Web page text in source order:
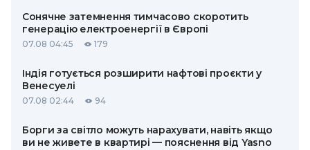
Сонячне затемнення тимчасово скоротить
генерацію електроенергії в Європі
07.08 04:45 179
Індія готується розширити нафтові проєкти у
Венесуелі
07.08 02:44 94
Борги за світло можуть нарахувати, навіть якщо
ви не живете в квартирі — пояснення від Yasno